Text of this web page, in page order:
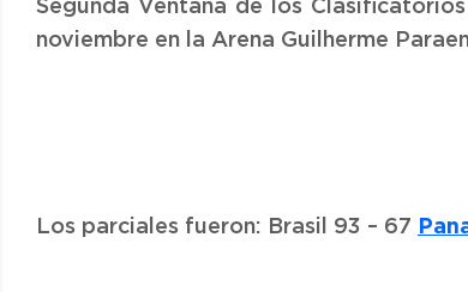
Segunda Ventana de los
noviembre en la Arena Guilherme
Los parciales fueron: Brasil 93 – 67